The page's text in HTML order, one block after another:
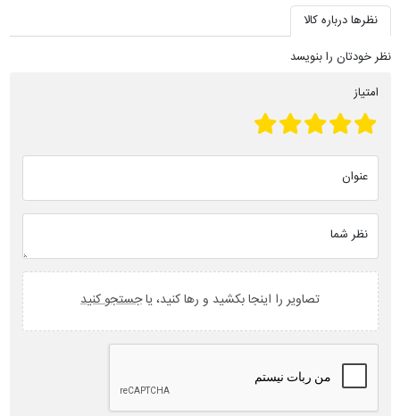
نظرها درباره کالا
نظر خودتان را بنویسد
امتیاز
عنوان
نظر شما
تصاویر را اینجا بکشید و رها کنید، یاجستجو کنید